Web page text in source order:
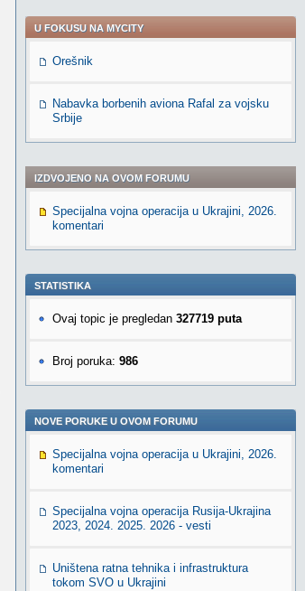
U FOKUSU NA MYCITY
Orešnik
Nabavka borbenih aviona Rafal za vojsku
Srbije
IZDVOJENO NA OVOM FORUMU
Specijalna vojna operacija u Ukrajini, 2026.
komentari
STATISTIKA
Ovaj topic je pregledan 327719 puta
Broj poruka: 986
NOVE PORUKE U OVOM FORUMU
Specijalna vojna operacija u Ukrajini, 2026.
komentari
Specijalna vojna operacija Rusija-Ukrajina
2023, 2024. 2025. 2026 - vesti
Uništena ratna tehnika i infrastruktura
tokom SVO u Ukrajini